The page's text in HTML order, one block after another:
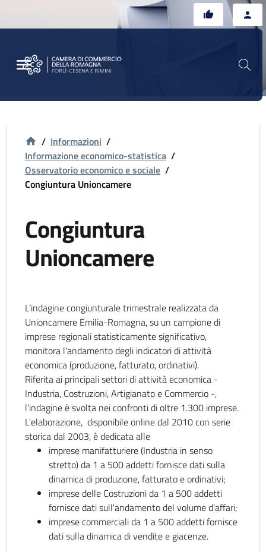
/ Informazioni /
Informazione economico-statistica /
Osservatorio economico e sociale /
Congiuntura Unioncamere
Congiuntura
Unioncamere
L’indagine congiunturale trimestrale realizzata da
Unioncamere Emilia-Romagna, su un campione di
imprese regionali statisticamente significativo,
monitora l'andamento degli indicatori di attività
economica (produzione, fatturato, ordinativi).
Riferita ai principali settori di attività economica -
Industria, Costruzioni, Artigianato e Commercio -,
l’indagine è svolta nei confronti di oltre 1.300 imprese.
L'elaborazione, disponibile online dal 2010 con serie
storica dal 2003, è dedicata alle
imprese manifatturiere (Industria in senso
stretto) da 1 a 500 addetti fornisce dati sulla
dinamica di produzione, fatturato e ordinativi;
imprese delle Costruzioni da 1 a 500 addetti
fornisce dati sull'andamento del volume d'affari;
imprese commerciali da 1 a 500 addetti fornisce
dati sulla dinamica di vendite e giacenze.